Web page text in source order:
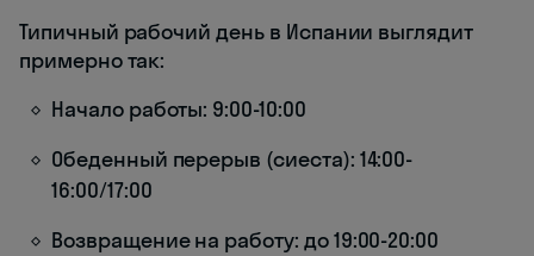
Типичный рабочий день в Испании выглядит
примерно так:
Начало работы: 9:00-10:00
Обеденный перерыв (сиеста): 14:00-
16:00/17:00
Возвращение на работу: до 19:00-20:00